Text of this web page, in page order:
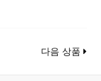
다음 상품